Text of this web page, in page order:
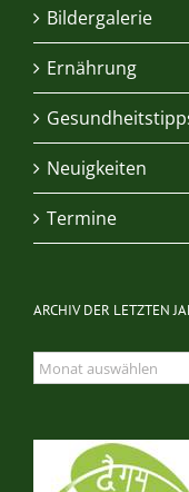
Bildergalerie
Ernährung
Neuigkeiten
Termine
ARCHIV DER LETZTEN
Archiv
der
Jahre